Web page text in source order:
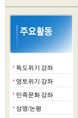
■ 독도위기 강좌
■ 영토위기 강좌
■ 민족문화 강좌
■ 성명/논평